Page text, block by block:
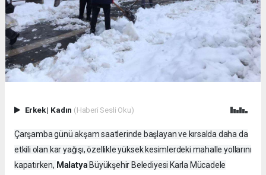
Erkek| Kadın (Haberi Sesli Oku)
Çarşamba günü akşam saatlerinde başlayan ve kırsalda daha da
etkili olan kar yağışı, özellikle yüksek kesimlerdeki mahalle yollarını
kapatırken, Malatya Büyükşehir Belediyesi Karla Mücadele